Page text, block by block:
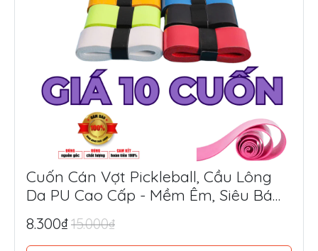
Cuốn Cán Vợt Pickleball, Cầu Lông
Da PU Cao Cấp - Mềm Êm, Siêu Bám
Tay, Chống Trượt Tối Ưu
8.300₫15.000₫